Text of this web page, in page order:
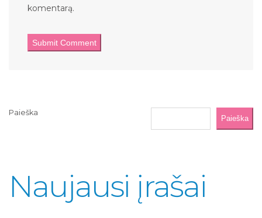
komentarą.
Paieška
Paieška
Naujausi įrašai